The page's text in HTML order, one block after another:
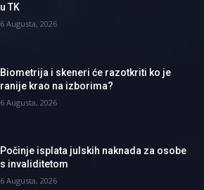
u TK
6 Augusta, 2026
Biometrija i skeneri će razotkriti ko je
ranije krao na izborima?
6 Augusta, 2026
Počinje isplata julskih naknada za osobe
s invaliditetom
6 Augusta, 2026